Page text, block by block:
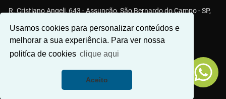
Usamos cookies para personalizar conteúdos e
melhorar a sua experiência. Para ver nossa
politíca de cookies clique aqui
Aceito
R. Cristiano Angeli, 643 - Assunção, São Bernardo do Campo - SP,
09810-555